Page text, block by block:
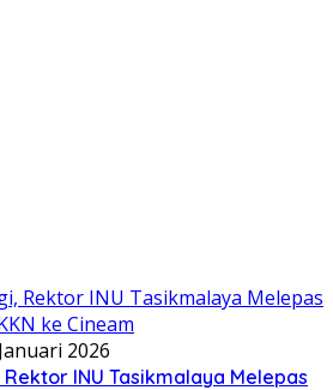
2026
INU Tasikmalaya Melepas